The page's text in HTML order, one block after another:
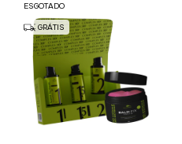
ESGOTADO
GRÁTIS